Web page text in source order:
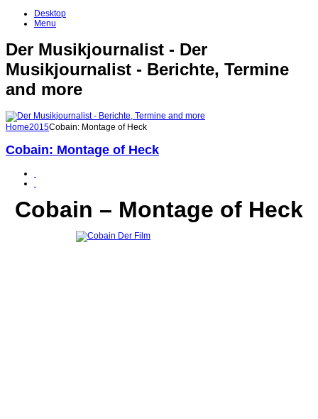
Desktop
Menu
Der Musikjournalist - Der
Musikjournalist - Berichte, Termine
and more
Home2015Cobain: Montage of Heck
Cobain: Montage of Heck
Cobain – Montage of Heck